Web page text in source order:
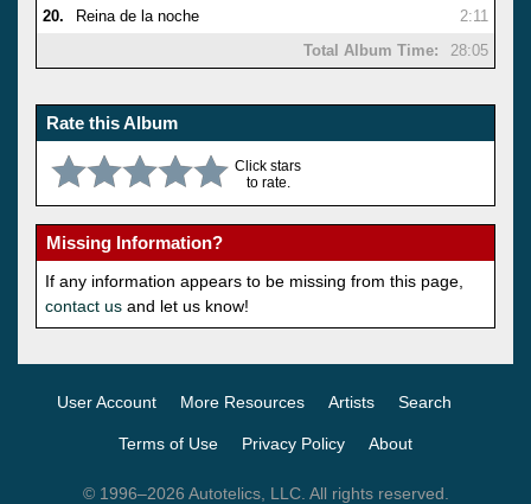
20.
Reina de la noche
2:11
Total Album Time:
28:05
Rate this Album
Click stars
to rate.
Missing Information?
If any information appears to be missing from this page,
contact us and let us know!
User Account More Resources Artists Search
Terms of Use Privacy Policy About
© 1996–2026 Autotelics, LLC. All rights reserved.